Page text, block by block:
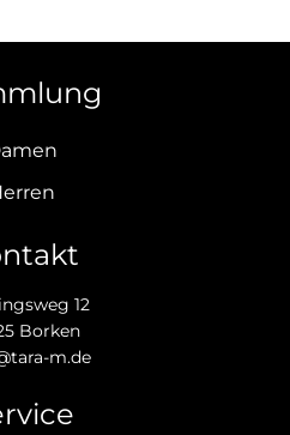
12
Borken
m.de